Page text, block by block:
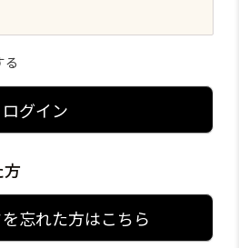
る
ログイン
方
忘れた方はこちら